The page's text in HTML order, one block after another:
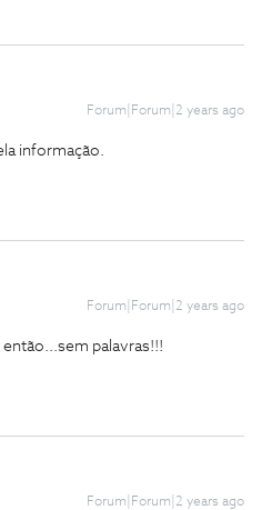
Forum|Forum|2 years ago
informação.
Forum|Forum|2 years ago
então...sem palavras!!!
Forum|Forum|2 years ago